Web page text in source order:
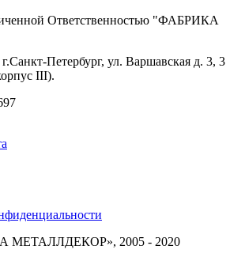
Ответственностью "ФАБРИКА
Петербург, ул. Варшавская д. 3, 3
III).
2005 - 2020